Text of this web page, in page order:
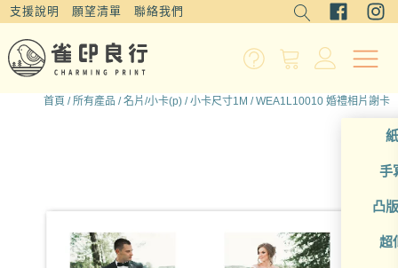
支援說明 願望清單 聯絡我們
手
凸
超
首頁 /所有產品 /名片/小卡(p) /小卡尺寸1M / WEA1L10010 婚禮相片謝卡